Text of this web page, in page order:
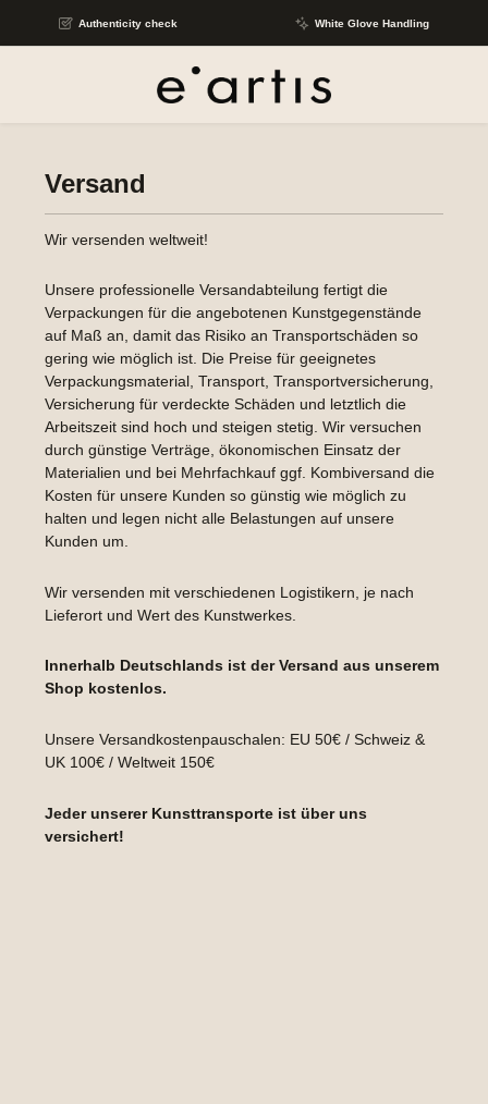
Skip to main content
Authenticity check White Glove Handling
Versand
Wir versenden weltweit!
Unsere professionelle Versandabteilung fertigt die
Verpackungen für die angebotenen Kunstgegenstände
auf Maß an, damit das Risiko an Transportschäden so
gering wie möglich ist. Die Preise für geeignetes
Verpackungsmaterial, Transport, Transportversicherung,
Versicherung für verdeckte Schäden und letztlich die
Arbeitszeit sind hoch und steigen stetig. Wir versuchen
durch günstige Verträge, ökonomischen Einsatz der
Materialien und bei Mehrfachkauf ggf. Kombiversand die
Kosten für unsere Kunden so günstig wie möglich zu
halten und legen nicht alle Belastungen auf unsere
Kunden um.
Wir versenden mit verschiedenen Logistikern, je nach
Lieferort und Wert des Kunstwerkes.
Innerhalb Deutschlands ist der Versand aus unserem
Shop kostenlos.
Unsere Versandkostenpauschalen: EU 50€ / Schweiz &
UK 100€ / Weltweit 150€
Jeder unserer Kunsttransporte ist über uns
versichert!